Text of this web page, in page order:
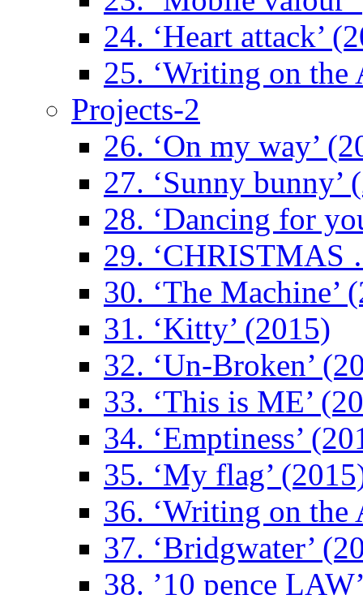
24. ‘Heart attack’
25. ‘Writing on the
Projects-2
26. ‘On my way’
27. ‘Sunny bunny’
28. ‘Dancing for
29. ‘CHRISTMAS
30. ‘The Machine’
31. ‘Kitty’ (2015)
32. ‘Un-Broken’
33. ‘This is ME’
34. ‘Emptiness’
35. ‘My flag’
36. ‘Writing on the
37. ‘Bridgwater’
38. ’10 pence